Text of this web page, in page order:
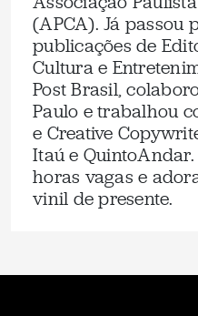
(APCA). Já passou
publicações de
Cultura e
Post Brasil,
Paulo e trabalhou
e Creative
Itaú e QuintoAndar.
horas vagas e
vinil de presente.